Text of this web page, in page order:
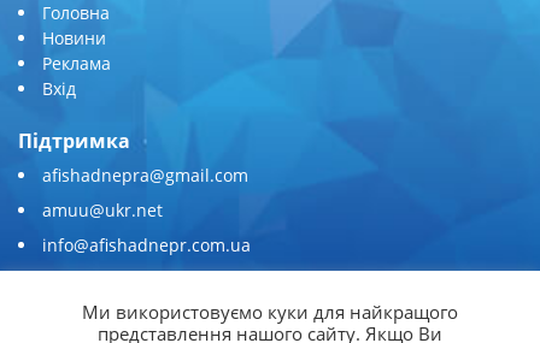
Головна
Новини
Реклама
Вхід
Підтримка
afishadnepra@gmail.com
amuu@ukr.net
info@afishadnepr.com.ua
Приєднуйтесь
Ми використовуємо куки для найкращого
представлення нашого сайту. Якщо Ви